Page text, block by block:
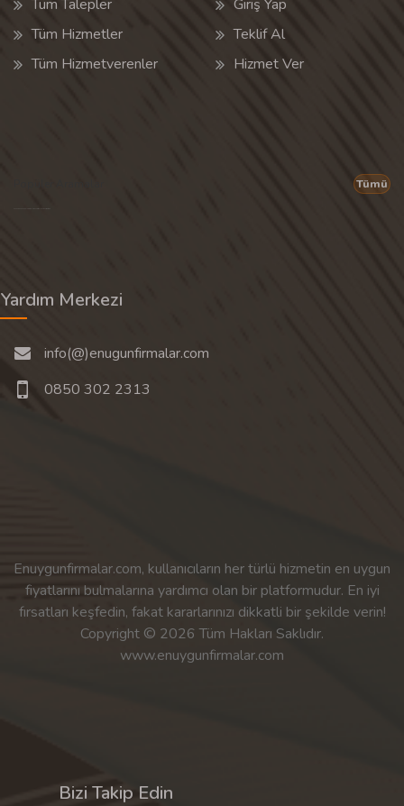
Tüm Talepler
Tüm Hizmetler
Tüm Hizmetverenler
Giriş Yap
Teklif Al
Hizmet Ver
Tümü
Yardım Merkezi
info(@)enugunfirmalar.com
0850 302 2313
Enuygunfirmalar.com, kullanıcıların her türlü hizmetin en uygun
fiyatlarını bulmalarına yardımcı olan bir platformudur. En iyi
fırsatları keşfedin, fakat kararlarınızı dikkatli bir şekilde verin!
Copyright © 2026 Tüm Hakları Saklıdır.
www.enuygunfirmalar.com
Bizi Takip Edin